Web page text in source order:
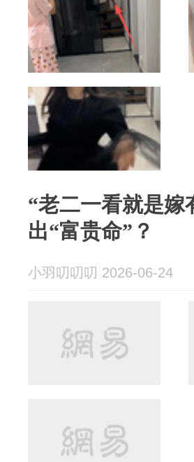
“老二一看就是嫁
出“富贵命”？
小羽叨叨叨 2026-06-24